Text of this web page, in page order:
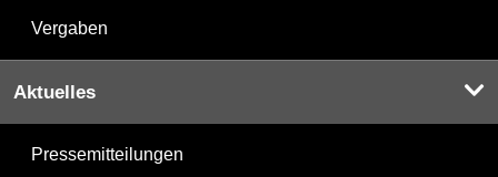
Vergaben
Aktuelles
Pressemitteilungen